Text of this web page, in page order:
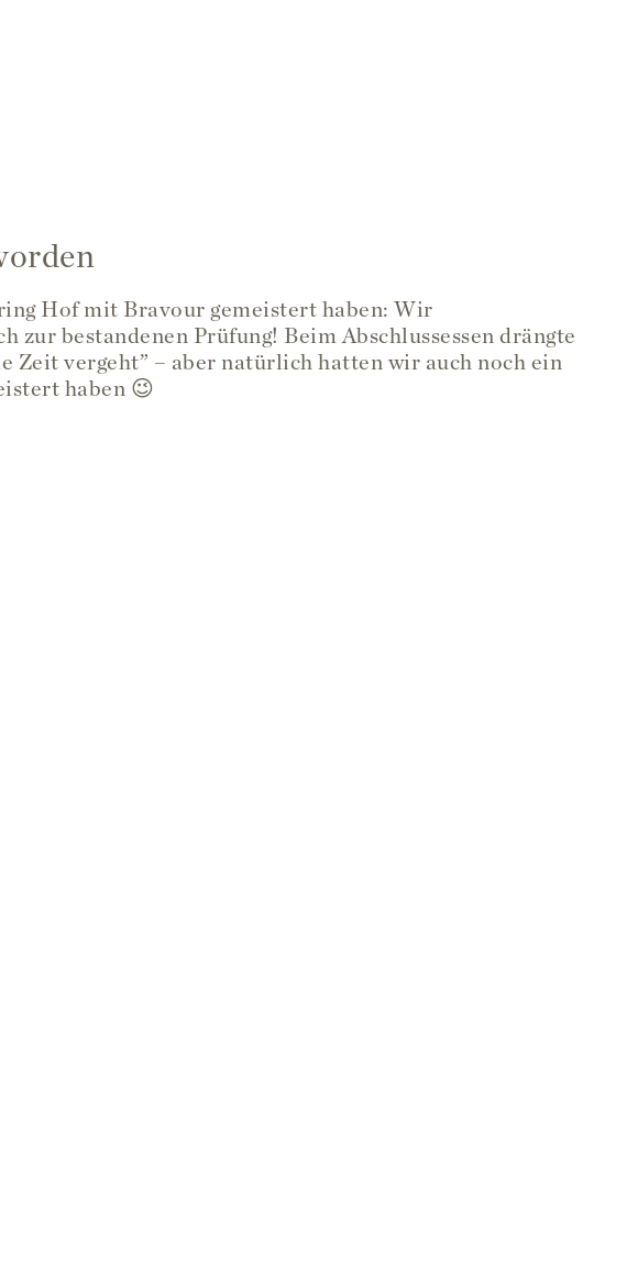
Hof mit Bravour gemeistert haben: Wir
zur bestandenen Prüfung! Beim Abschlussessen drängte
Zeit vergeht” – aber natürlich hatten wir auch noch ein
haben 😉